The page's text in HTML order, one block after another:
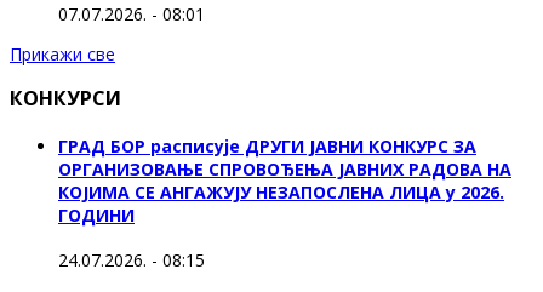
07.07.2026. - 08:01
Прикажи све
КОНКУРСИ
ГРАД БОР расписује ДРУГИ ЈАВНИ КОНКУРС ЗА
ОРГАНИЗОВАЊЕ СПРОВОЂЕЊА ЈАВНИХ РАДОВА НА
КОЈИМА СЕ АНГАЖУЈУ НЕЗАПОСЛЕНА ЛИЦА у 2026.
ГОДИНИ
24.07.2026. - 08:15